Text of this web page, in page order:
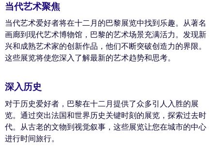
当代艺术聚焦
当代艺术爱好者将在十二月的巴黎展览中找到乐趣。从著名
画廊到现代艺术博物馆，巴黎的艺术场景充满活力。发现新
兴和成熟艺术家的创新作品，他们不断突破创造力的界限。
这些展览将使您深入了解最新的艺术趋势和思考。
深入历史
对于历史爱好者，巴黎在十二月提供了众多引人入胜的展
览。通过突出法国和世界历史关键时刻的展览，探索过去时
代。从古老的文物到视觉叙事，这些展览让您在城市的中心
进行时间旅行。